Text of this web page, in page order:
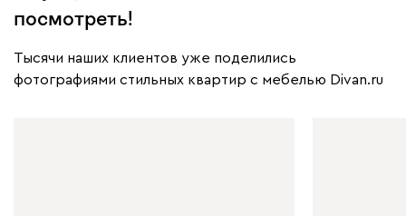
посмотреть!
Тысячи наших клиентов уже поделились
фотографиями стильных квартир с мебелью Divan.ru